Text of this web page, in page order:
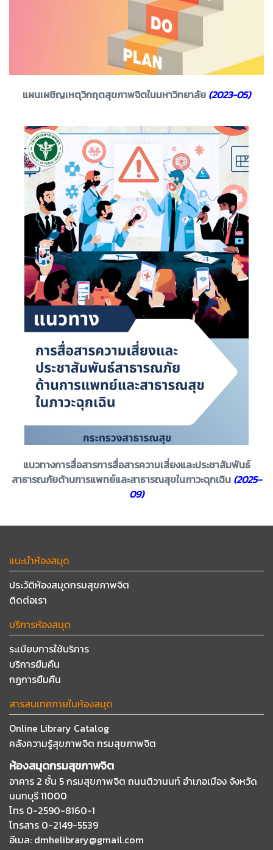
แผนเผชิญเหตุวิกฤตสุขภาพจิตในมหาวิทยาลัย (2023-05)
แนวทางการสื่อสารการสื่อสารความเสี่ยงและประชาสัมพันธ์
สาธารณภัยด้านการแพทย์และสาธารณสุขในภาวะฉุกเฉิน (2025-
09)
แนะนำห้องสมุด
ประวัติห้องสมุดกรมสุขภาพจิต
ติดต่อเรา
บริการห้องสมุด
ระเบียบการใช้บริการ
บริการยืมคืน
กฏการยืมคืน
สารสนเทศภายในห้องสมุด
Online Library Catalog
คลังความรู้สุขภาพจิต กรมสุขภาพจิต
ห้องสมุดกรมสุขภาพจิต
อาคาร 2 ชั้น 5 กรมสุขภาพจิต ถนนติวานนท์ อำเภอเมือง จังหวัด
นนทบุรี 11000
โทร 0-2590-8160-1
โทรสาร 0-2149-5539
อีเมล: dmhelibrary@gmail.com